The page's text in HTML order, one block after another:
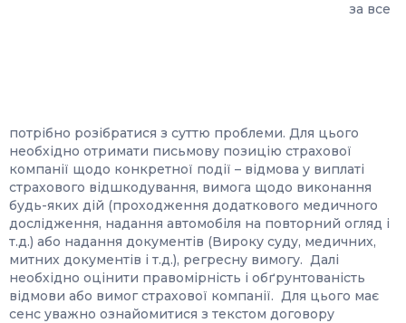
за все
потрібно розібратися з суттю проблеми. Для цього
необхідно отримати письмову позицію страхової
компанії щодо конкретної події – відмова у виплаті
страхового відшкодування, вимога щодо виконання
будь-яких дій (проходження додаткового медичного
дослідження, надання автомобіля на повторний огляд і
т.д.) або надання документів (Вироку суду, медичних,
митних документів і т.д.), регресну вимогу. Далі
необхідно оцінити правомірність і обґрунтованість
відмови або вимог страхової компанії. Для цього має
сенс уважно ознайомитися з текстом договору